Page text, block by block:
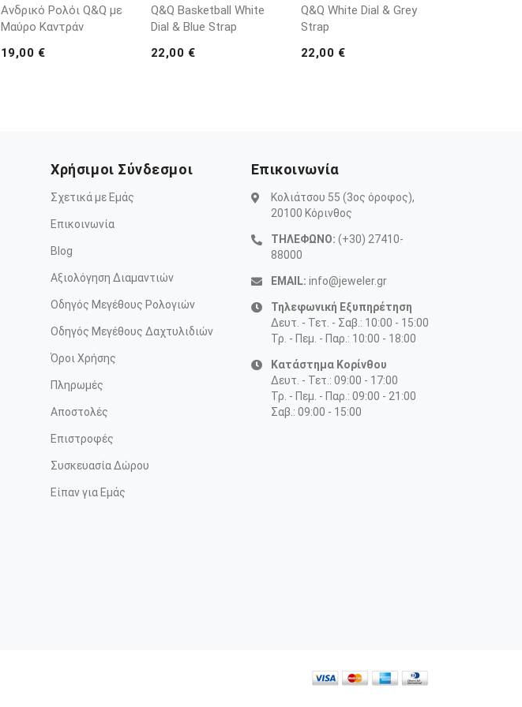
Ανδρικό Ρολόι Q&Q με
Μαύρο Καντράν
19,00 €
Q&Q Basketball White
Dial & Blue Strap
22,00 €
Q&Q White Dial & Grey
Strap
22,00 €
Χρήσιμοι Σύνδεσμοι
Σχετικά με Εμάς
Επικοινωνία
Blog
Αξιολόγηση Διαμαντιών
Οδηγός Μεγέθους Ρολογιών
Οδηγός Μεγέθους Δαχτυλιδιών
Όροι Χρήσης
Πληρωμές
Αποστολές
Επιστροφές
Συσκευασία Δώρου
Είπαν για Εμάς
Επικοινωνία
Κολιάτσου 55 (3ος όροφος),
20100 Κόρινθος
ΤΗΛΕΦΩΝΟ: (+30) 27410-
88000
EMAIL: info@jeweler.gr
Τηλεφωνική Εξυπηρέτηση
Δευτ. - Τετ. - Σαβ.: 10:00 - 15:00
Τρ. - Πεμ. - Παρ.: 10:00 - 18:00
Κατάστημα Κορίνθου
Δευτ. - Τετ.: 09:00 - 17:00
Τρ. - Πεμ. - Παρ.: 09:00 - 21:00
Σαβ.: 09:00 - 15:00